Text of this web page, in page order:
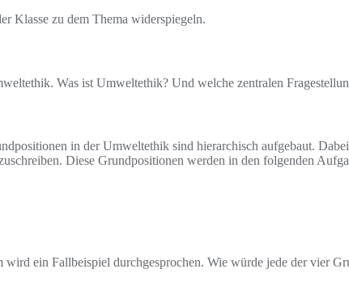
Klasse zu dem Thema widerspiegeln.
Was ist Umweltethik? Und welche zentralen
in der Umweltethik sind hierarchisch aufgebaut.
Diese Grundpositionen werden in den folgenden
ein Fallbeispiel durchgesprochen. Wie würde jede der vier